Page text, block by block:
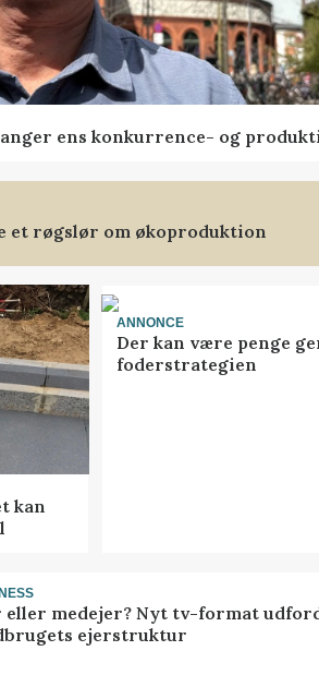
ens konkurrence- og
et røgslør om økoproduktion
kan
ANNONCE
Der kan være penge
foderstrategien
eller medejer? Nyt tv-format
ejerstruktur